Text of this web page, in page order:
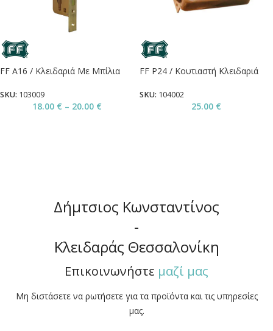
FF A16 / Κλειδαριά Με Μπίλια
SKU: 103009
18.00 € – 20.00 €
FF P24 / Κουτιαστή Κλειδαριά
SKU: 104002
25.00 €
Δήμτσιος Κωνσταντίνος
-
Κλειδαράς Θεσσαλονίκη
Επικοινωνήστε μαζί μας
Μη διστάσετε να ρωτήσετε για τα προϊόντα και τις υπηρεσίες
μας.